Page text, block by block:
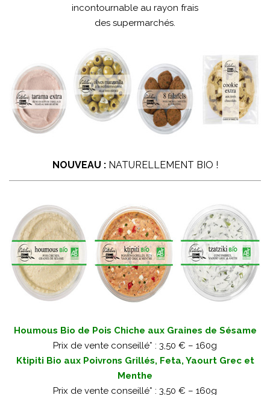
incontournable au rayon frais
des supermarchés.
NOUVEAU : NATURELLEMENT BIO !
Houmous Bio de Pois Chiche aux Graines de Sésame
Prix de vente conseillé* : 3,50 € – 160g
Ktipiti Bio aux Poivrons Grillés, Feta, Yaourt Grec et
Menthe
Prix de vente conseillé* : 3,50 € – 160g